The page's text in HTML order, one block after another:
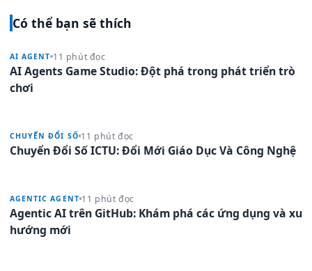
Có thể bạn sẽ thích
AI AGENT 11 phút đọc
AI Agents Game Studio: Đột phá trong phát triển trò
chơi
CHUYỂN ĐỔI SỐ 11 phút đọc
Chuyển Đổi Số ICTU: Đổi Mới Giáo Dục Và Công Nghệ
AGENTIC AGENT 11 phút đọc
Agentic AI trên GitHub: Khám phá các ứng dụng và xu
hướng mới